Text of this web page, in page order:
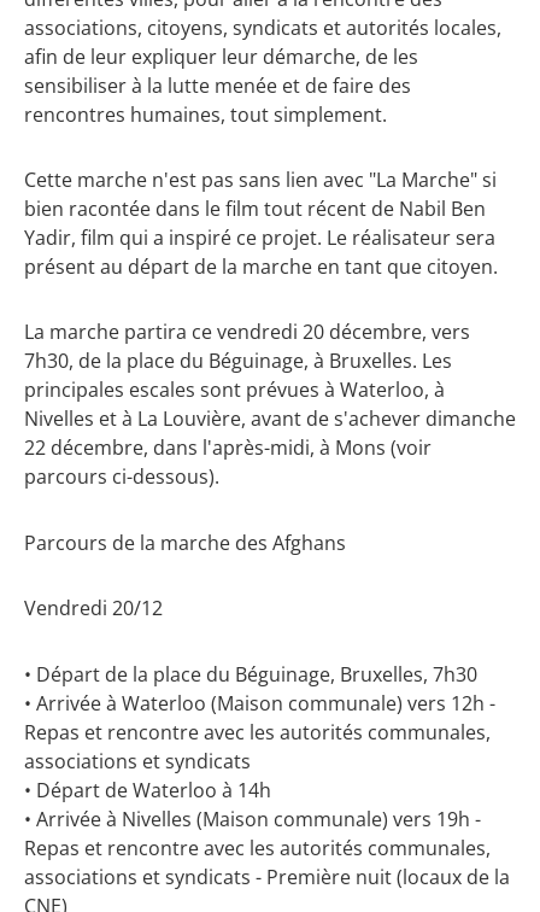
associations, citoyens, syndicats et autorités locales,
afin de leur expliquer leur démarche, de les
sensibiliser à la lutte menée et de faire des
rencontres humaines, tout simplement.
Cette marche n'est pas sans lien avec "La Marche" si
bien racontée dans le film tout récent de Nabil Ben
Yadir, film qui a inspiré ce projet. Le réalisateur sera
présent au départ de la marche en tant que citoyen.
La marche partira ce vendredi 20 décembre, vers
7h30, de la place du Béguinage, à Bruxelles. Les
principales escales sont prévues à Waterloo, à
Nivelles et à La Louvière, avant de s'achever dimanche
22 décembre, dans l'après-midi, à Mons (voir
parcours ci-dessous).
Parcours de la marche des Afghans
Vendredi 20/12
• Départ de la place du Béguinage, Bruxelles, 7h30
• Arrivée à Waterloo (Maison communale) vers 12h -
Repas et rencontre avec les autorités communales,
associations et syndicats
• Départ de Waterloo à 14h
• Arrivée à Nivelles (Maison communale) vers 19h -
Repas et rencontre avec les autorités communales,
associations et syndicats - Première nuit (locaux de la
CNE)